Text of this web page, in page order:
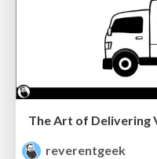
reverentgeek